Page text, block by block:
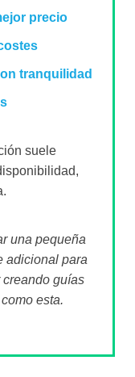
precio
tranquilidad
suele
una pequeña
adicional para
guías
esta.